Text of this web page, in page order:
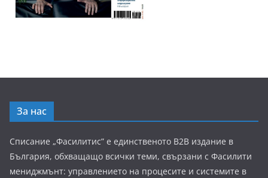
За нас
Списание „Фасилитис” е единственото B2B издание в
България, обхващащо всички теми, свързани с Фасилити
мениджмънт: управлението на процесите и системите в